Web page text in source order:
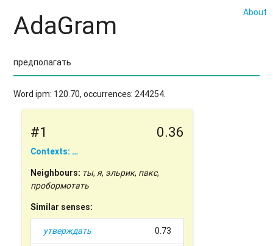
About
AdaGram
Word ipm: 120.70, occurrences: 244254.
#1 0.36
Contexts: …
Neighbours: ты,я, эльрик, пакс,
пробормотать
Similar senses:
утверждать 0.73